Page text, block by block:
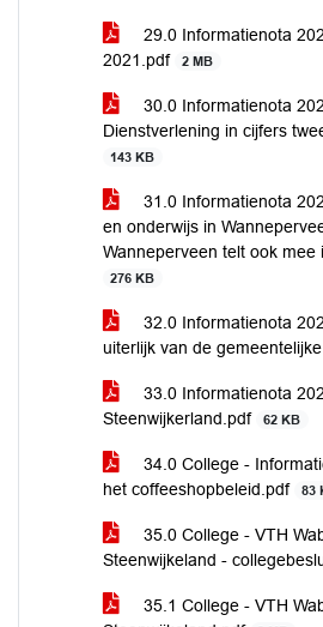
29.0 Informatienota
2021.pdf
2 MB
30.0 Informatienota
Dienstverlening in cijfers
143 KB
31.0 Informatienota
en onderwijs in
Wanneperveen telt ook mee
276 KB
32.0 Informatienota
uiterlijk van de
33.0 Informatienota
Steenwijkerland.pdf
62 KB
34.0 College -
het coffeeshopbeleid.pdf
83
35.0 College - VTH
Steenwijkeland -
35.1 College - VTH